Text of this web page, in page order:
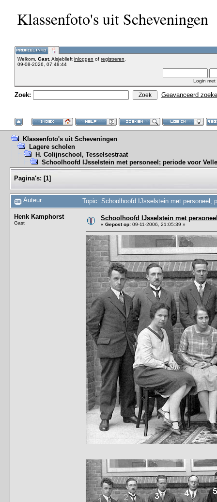
Klassenfoto's uit Scheveningen
Welkom, Gast. Alsjeblieft inloggen of registreren
09-08-2026, 07:48:44
Login met
Zoek: Geavanceerd
Klassenfoto's uit Scheveningen
Lagere scholen
H. Colijnschool, Tesselsestraat
Schoolhoofd IJsselstein met personeel; periode voor
Pagina's: [1]
Auteur Topic: Schoolhoofd IJsselstein met personeel;
Henk Kamphorst
Gast
Schoolhoofd IJsselstein met
« Gepost op: 09-11-2006, 21:05:39 »